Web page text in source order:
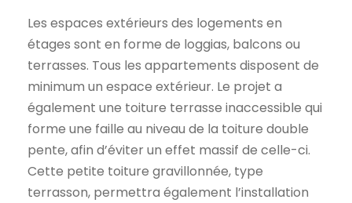
Les espaces extérieurs des logements en
étages sont en forme de loggias, balcons ou
terrasses. Tous les appartements disposent de
minimum un espace extérieur. Le projet a
également une toiture terrasse inaccessible qui
forme une faille au niveau de la toiture double
pente, afin d’éviter un effet massif de celle-ci.
Cette petite toiture gravillonnée, type
terrasson, permettra également l’installation